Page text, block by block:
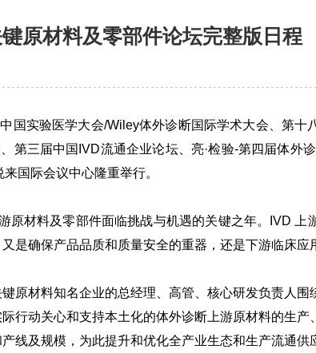
原材料及零部件论坛完整版日程
国实验医学大会/Wiley体外诊断国际学术大会、第
第三届中国IVD流通企业论坛、亮·检验-第四届体外
国际会议中心隆重举行。
原材料及零部件面临挑战与机遇的关键之年。IVD
是确保产品品质和质量安全的重器，还是下游临床
原材料知名企业的总经理、高管、核心研发负责人
行动关心和支持本土化的体外诊断上游原材料的生
线及规模，为此提升和优化全产业生态和生产流通